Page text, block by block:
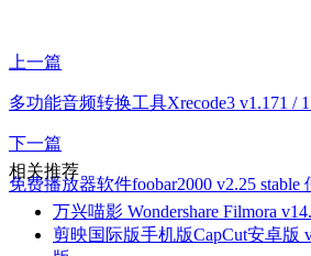
上一篇
多功能音频转换工具Xrecode3 v1.171 /
下一篇
免费播放器软件foobar2000 v2.25 stable
相关推荐
万兴喵影 Wondershare Filmora
剪映国际版手机版CapCut安卓版